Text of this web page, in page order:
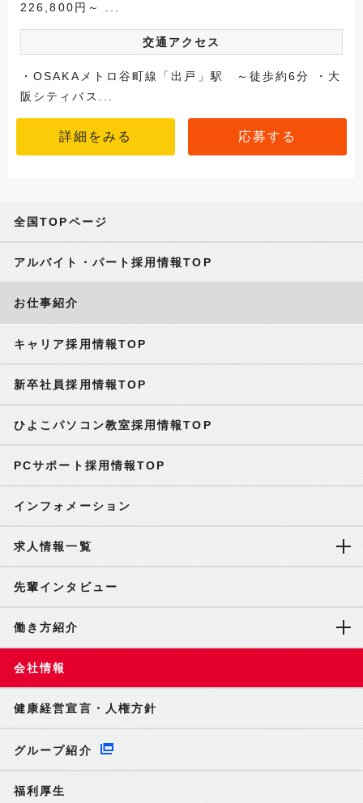
226,800円～ ...
交通アクセス
・OSAKAメトロ谷町線「出戸」駅 ～徒歩約6分 ・大
阪シティバス...
詳細をみる 応募する
全国TOPページ
アルバイト・パート採用情報TOP
お仕事紹介
キャリア採用情報TOP
新卒社員採用情報TOP
ひよこパソコン教室採用情報TOP
PCサポート採用情報TOP
インフォメーション
求人情報一覧
先輩インタビュー
働き方紹介
会社情報
健康経営宣言・人権方針
グループ紹介
福利厚生